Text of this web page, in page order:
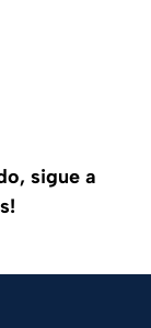
sigue a